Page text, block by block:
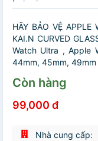
HÃY BẢO VỆ APPLE
KAI.N CURVED
Watch Ultra , Apple
44mm, 45mm, 49mm
Còn hàng
99,000 đ
Nhà cung cấp: